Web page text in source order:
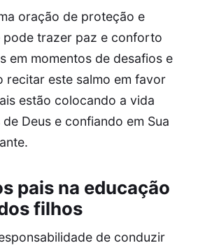
oração de proteção e
pode trazer paz e conforto
em momentos de desafios e
recitar este salmo em favor
estão colocando a vida
Deus e confiando em Sua
pais na educação
filhos
de conduzir